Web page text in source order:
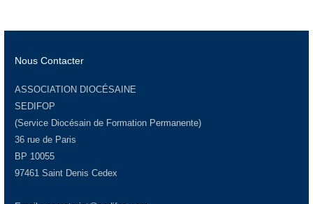
Nous Contacter
ASSOCIATION DIOCÉSAINE
SEDIFOP
(Service Diocésain de Formation Permanente)
36 rue de Paris
BP 10055
97461 Saint Denis Cedex